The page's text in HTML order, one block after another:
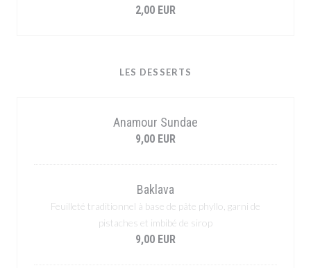
2,00 EUR
LES DESSERTS
Anamour Sundae
9,00 EUR
Baklava
Feuilleté traditionnel à base de pâte phyllo, garni de
pistaches et imbibé de sirop
9,00 EUR